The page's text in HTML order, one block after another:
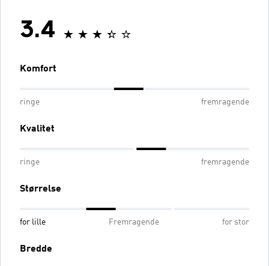
3.4
Komfort
ringe fremragende
Kvalitet
ringe fremragende
Størrelse
for lille Fremragende for stor
Bredde